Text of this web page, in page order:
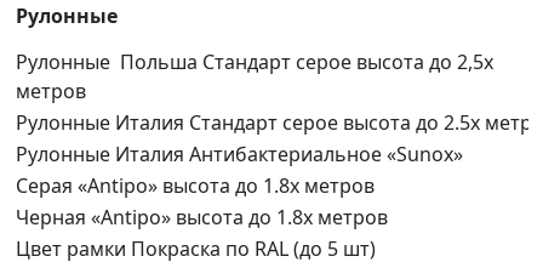
Рулонные
Рулонные Польша Стандарт серое высота до 2,5х
метров
Рулонные Италия Стандарт серое высота до 2.5х
Рулонные Италия Антибактериальное «Sunox»
Серая «Antipo» высота до 1.8х метров
Черная «Antipo» высота до 1.8х метров
Цвет рамки Покраска по RAL (до 5 шт)